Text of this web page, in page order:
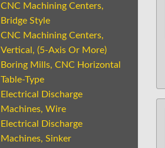
CNC Machining Centers,
Bridge Style
CNC Machining Centers,
Vertical, (5-Axis Or More)
Boring Mills, CNC Horizontal
Table-Type
Electrical Discharge
Machines, Wire
Electrical Discharge
Machines, Sinker